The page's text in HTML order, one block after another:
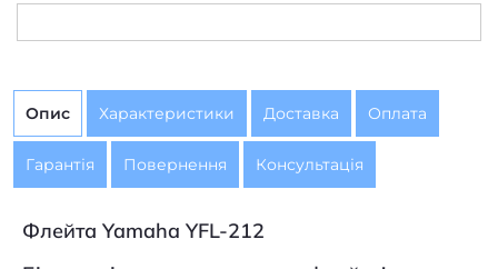
Опис Характеристики Доставка Оплата
Гарантія Повернення Консультація
Флейта Yamaha YFL-212